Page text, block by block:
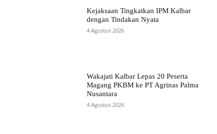
Kejaksaan Tingkatkan IPM Kalbar
dengan Tindakan Nyata
4 Agustus 2026
Wakajati Kalbar Lepas 20 Peserta
Magang PKBM ke PT Agrinas Palma
Nusantara
4 Agustus 2026